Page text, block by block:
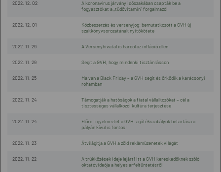
2022. 12. 02
A koronavírus járvány időszakában csapták be a
fogyasztókat a „tüdővitamin” forgalmazói
2022. 12. 01
Közbeszerzés és versenyjog: bemutatkozott a GVH új
szakkönyvsorozatának nyitókötete
2022. 11. 29 A Versenyhivatal is harcol az infláció ellen
2022. 11. 29 Segít a GVH, hogy mindenki tisztán lásson
2022. 11. 25
Ma van a Black Friday – a GVH segít és őrködik a karácsonyi
rohamban
2022. 11. 24
Támogatják a hatóságok a fiatal vállalkozókat – cél a
tisztességes vállalkozói kultúra terjesztése
2022. 11. 24
Előre figyelmeztet a GVH: a játékszabályok betartása a
pályán kívül is fontos!
2022. 11. 23 Átvilágítja a GVH a zöld reklámüzenetek világát
2022. 11. 22
A trükközések ideje lejárt! Itt a GVH kereskedőknek szóló
oktatóvideója a helyes árfeltüntetésről